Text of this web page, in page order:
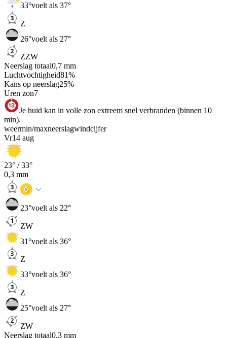
33°voelt als 37°
Z
26°voelt als 27°
ZZW
Neerslag totaal0,7 mm
Luchtvochtigheid81%
Kans op neerslag25%
Uren zon7
Je huid kan in volle zon extreem snel verbranden (binnen 10
min).
weermin/maxneerslagwindcijfer
Vr14 aug
23° /33°
0,3 mm
23°voelt als 22°
ZW
31°voelt als 36°
Z
33°voelt als 36°
Z
25°voelt als 27°
ZW
Neerslag totaal0,3 mm